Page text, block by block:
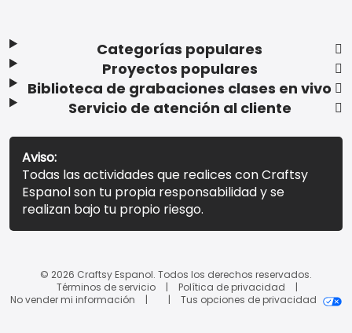
Categorías populares
Proyectos populares
Biblioteca de grabaciones clases en vivo
Servicio de atención al cliente
Aviso:
Todas las actividades que realices con Craftsy
Espanol son tu propia responsabilidad y se
realizan bajo tu propio riesgo.
© 2026 Craftsy Espanol. Todos los derechos reservados.
Términos de servicio
Política de privacidad
No vender mi información
Tus opciones de privacidad